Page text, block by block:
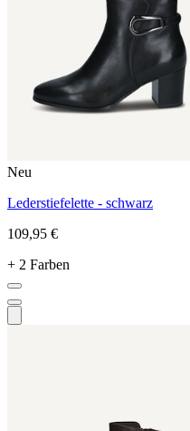
Neu
Lederstiefelette - schwarz
109,95 €
+ 2 Farben